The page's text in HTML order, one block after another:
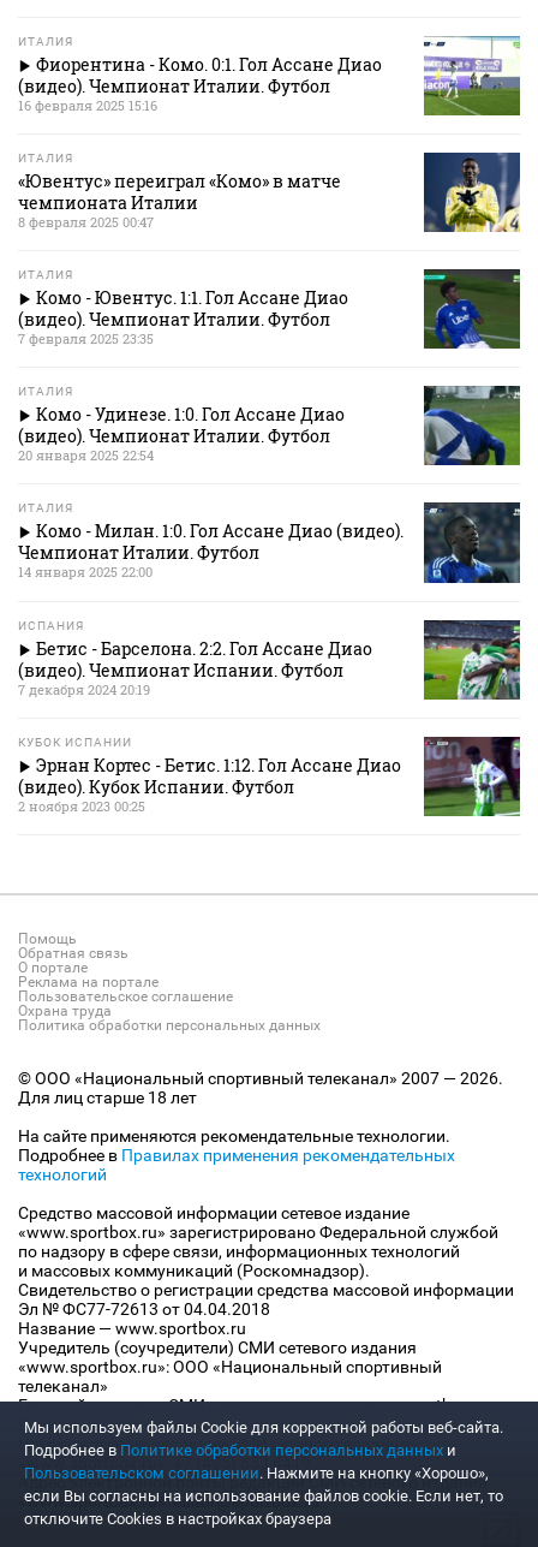
ИТАЛИЯ
Фиорентина - Комо. 0:1. Гол Ассане Диао
(видео). Чемпионат Италии. Футбол
16 февраля 2025 15:16
ИТАЛИЯ
«Ювентус» переиграл «Комо» в матче
чемпионата Италии
8 февраля 2025 00:47
ИТАЛИЯ
Комо - Ювентус. 1:1. Гол Ассане Диао
(видео). Чемпионат Италии. Футбол
7 февраля 2025 23:35
ИТАЛИЯ
Комо - Удинезе. 1:0. Гол Ассане Диао
(видео). Чемпионат Италии. Футбол
20 января 2025 22:54
ИТАЛИЯ
Комо - Милан. 1:0. Гол Ассане Диао (видео).
Чемпионат Италии. Футбол
14 января 2025 22:00
ИСПАНИЯ
Бетис - Барселона. 2:2. Гол Ассане Диао
(видео). Чемпионат Испании. Футбол
7 декабря 2024 20:19
КУБОК ИСПАНИИ
Эрнан Кортес - Бетис. 1:12. Гол Ассане Диао
(видео). Кубок Испании. Футбол
2 ноября 2023 00:25
Помощь
Обратная связь
О портале
Реклама на портале
Пользовательское соглашение
Охрана труда
Политика обработки персональных данных
© ООО «Национальный спортивный телеканал» 2007 — 2026.
Для лиц старше 18 лет
На сайте применяются рекомендательные технологии.
Подробнее в Правилах применения рекомендательных
технологий
Средство массовой информации сетевое издание
«www.sportbox.ru» зарегистрировано Федеральной службой
по надзору в сфере связи, информационных технологий
и массовых коммуникаций (Роскомнадзор).
Свидетельство о регистрации средства массовой информации
Эл № ФС77-72613 от 04.04.2018
Название — www.sportbox.ru
Учредитель (соучредители) СМИ сетевого издания
«www.sportbox.ru»: ООО «Национальный спортивный
телеканал»
Главный редактор СМИ сетевого издания «www.sportbox.ru»:
Конов В.А.
Номер телефона редакции СМИ сетевого издания
«www.sportbox.ru»: +7 (495) 653 8419
Адрес электронной почты редакции СМИ сетевого издания
«www.sportbox.ru»: editor@sportbox.ru
Мы используем файлы Сookie для корректной работы веб-сайта.
Подробнее в Политике обработки персональных данных и
Пользовательском соглашении. Нажмите на кнопку «Хорошо»,
если Вы согласны на использование файлов cookie. Если нет, то
отключите Cookies в настройках браузера